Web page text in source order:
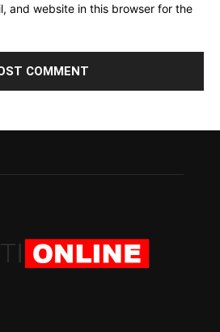
and website in this browser for the